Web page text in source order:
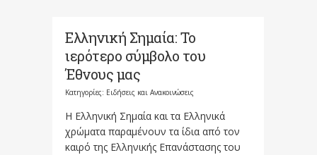
Ελληνική Σημαία: Το
ιερότερο σύμβολο του
Έθνους μας
Κατηγορίες: Ειδήσεις και Ανακοινώσεις
Η Ελληνική Σημαία και τα Ελληνικά
χρώματα παραμένουν τα ίδια από τον
καιρό της Ελληνικής Επανάστασης του